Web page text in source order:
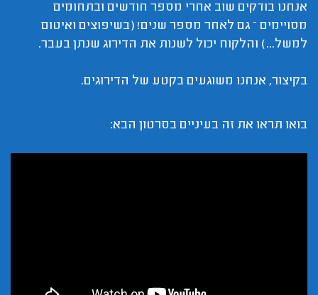
אנחנו בודקים שוב אחרי מספר חודשים ובתחומים
מסויימים – גם לאחר מספר שנים! (בשיפוצים ואיטום
למשל...) והלקוח יכול לשנות את הדירוג שנתן בעבר.
בקיצור, אנחנו משוגעים בקטע של הדירוגים.
בואו תראו את זה בעיניים בסרטון הבא: